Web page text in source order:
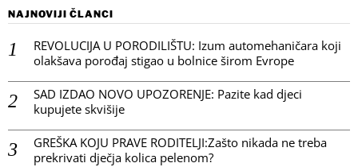
NAJNOVIJI ČLANCI
REVOLUCIJA U PORODILIŠTU: Izum automehaničara koji
olakšava porođaj stigao u bolnice širom Evrope
SAD IZDAO NOVO UPOZORENJE: Pazite kad djeci
kupujete skvišije
GREŠKA KOJU PRAVE RODITELJI:Zašto nikada ne treba
prekrivati dječja kolica pelenom?